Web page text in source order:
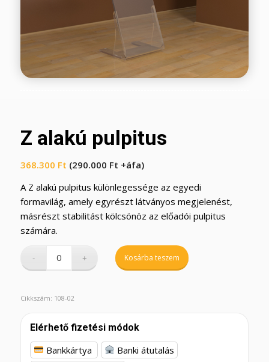
Z alakú pulpitus
368.300 Ft (290.000 Ft +áfa)
A Z alakú pulpitus különlegessége az egyedi
formavilág, amely egyrészt látványos megjelenést,
másrészt stabilitást kölcsönöz az előadói pulpitus
számára.
Kosárba teszem
Cikkszám: 108-02
Elérhető fizetési módok
Bankkártya
Banki átutalás